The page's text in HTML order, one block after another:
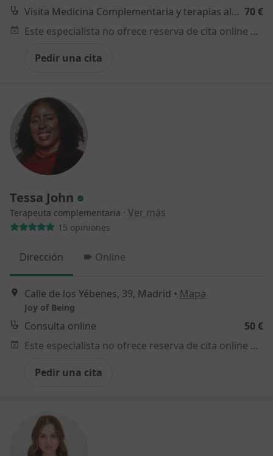
Visita Medicina Complementaria y terapias alternativas 70 €
Este especialista no ofrece reserva de cita online en esta dirección.
Pedir una cita
Tessa John
Terapeuta complementaria · Ver más
15 opiniones
Dirección Online
Calle de los Yébenes, 39, Madrid • Mapa
Joy of Being
Consulta online
50 €
Este especialista no ofrece reserva de cita online en esta dirección.
Pedir una cita